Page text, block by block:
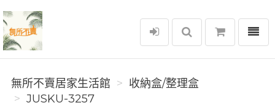
無所不賣居家生活館
選單
無所不賣居家生活館
收納盒/整理盒
JUSKU-3257